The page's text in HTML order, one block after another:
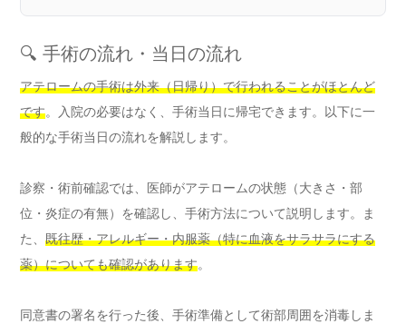
🔍 手術の流れ・当日の流れ
アテロームの手術は外来（日帰り）で行われることがほとんど
です。入院の必要はなく、手術当日に帰宅できます。以下に一
般的な手術当日の流れを解説します。
診察・術前確認では、医師がアテロームの状態（大きさ・部
位・炎症の有無）を確認し、手術方法について説明します。ま
た、 既往歴・アレルギー・内服薬（特に血液をサラサラにする
薬）についても確認があります。
同意書の署名を行った後、手術準備として術部周囲を消毒しま